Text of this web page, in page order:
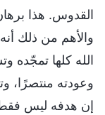
القدوس. هذا
والأهم من ذلك
الله كلها تمجّده
وعودته منتصرًا،
إن هدفه ليس فقط